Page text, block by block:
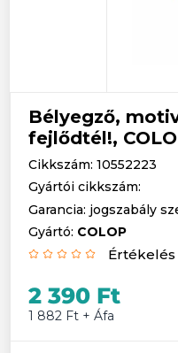
Bélyegző,
fejlődtél!,
Cikkszám: 10552223
Gyártói cikkszám:
Garancia: jogszabály
Gyártó: COLOP
Értékelés
2 390 Ft
1 882 Ft + Áfa